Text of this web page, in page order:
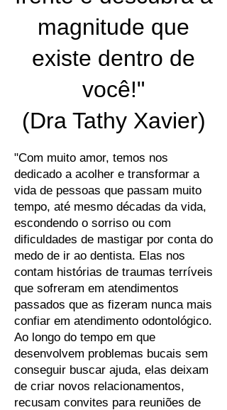
magnitude que
existe dentro de
você!"
(Dra Tathy Xavier)
"Com muito amor, temos nos
dedicado a acolher e transformar a
vida de pessoas que passam muito
tempo, até mesmo décadas da vida,
escondendo o sorriso ou com
dificuldades de mastigar por conta do
medo de ir ao dentista. Elas nos
contam histórias de traumas terríveis
que sofreram em atendimentos
passados que as fizeram nunca mais
confiar em atendimento odontológico.
Ao longo do tempo em que
desenvolvem problemas bucais sem
conseguir buscar ajuda, elas deixam
de criar novos relacionamentos,
recusam convites para reuniões de